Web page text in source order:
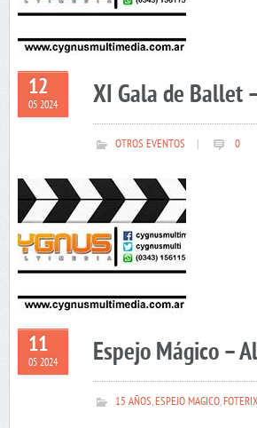
12
05 2024 XI Gala de Ballet
OTROS EVENTOS 0
11
05 2024 Espejo Mágico –
15 AÑOS,ESPEJO MAGICO,FOTERIX